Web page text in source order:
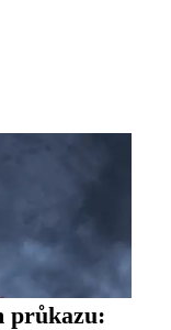
průkazu: